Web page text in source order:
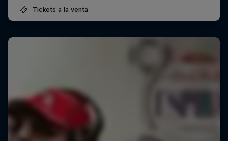
Tickets a la venta